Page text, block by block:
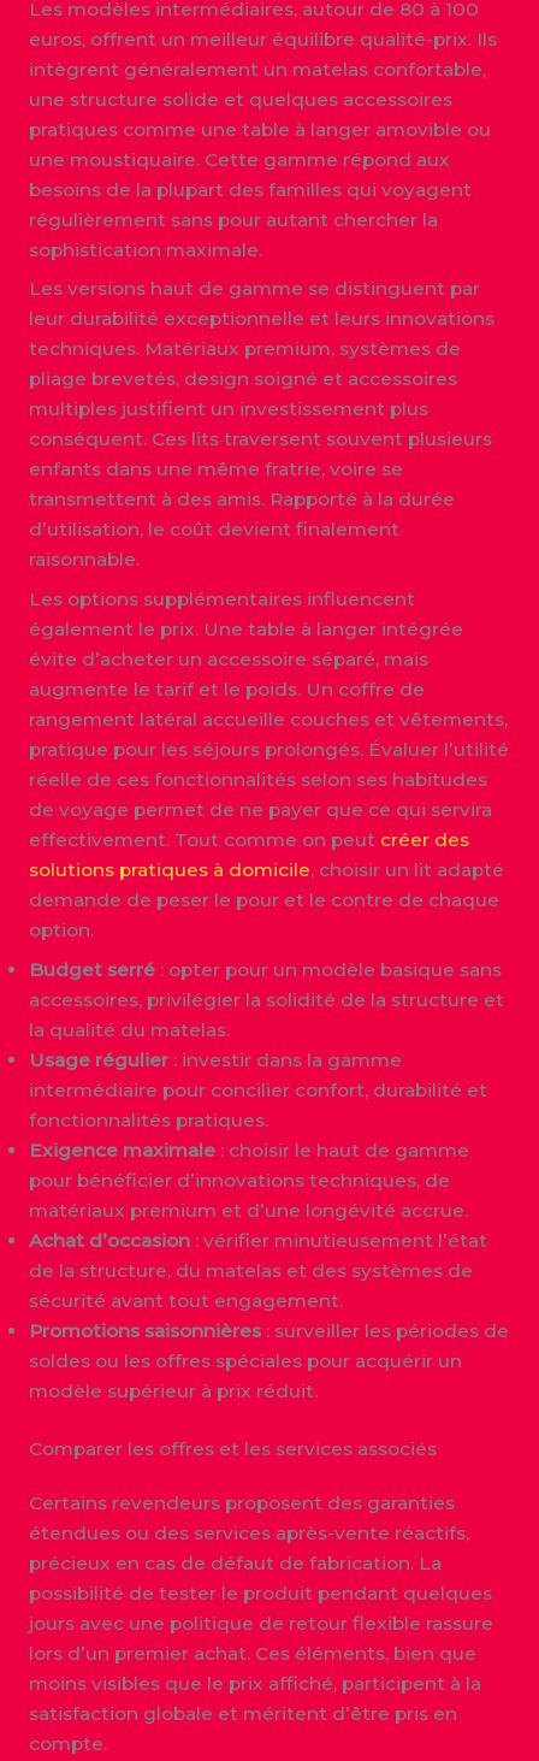
Les modèles intermédiaires, autour de 80 à 100
euros, offrent un meilleur équilibre qualité-prix. Ils
intègrent généralement un matelas confortable,
une structure solide et quelques accessoires
pratiques comme une table à langer amovible ou
une moustiquaire. Cette gamme répond aux
besoins de la plupart des familles qui voyagent
régulièrement sans pour autant chercher la
sophistication maximale.
Les versions haut de gamme se distinguent par
leur durabilité exceptionnelle et leurs innovations
techniques. Matériaux premium, systèmes de
pliage brevetés, design soigné et accessoires
multiples justifient un investissement plus
conséquent. Ces lits traversent souvent plusieurs
enfants dans une même fratrie, voire se
transmettent à des amis. Rapporté à la durée
d’utilisation, le coût devient finalement
raisonnable.
Les options supplémentaires influencent
également le prix. Une table à langer intégrée
évite d’acheter un accessoire séparé, mais
augmente le tarif et le poids. Un coffre de
rangement latéral accueille couches et vêtements,
pratique pour les séjours prolongés. Évaluer l’utilité
réelle de ces fonctionnalités selon ses habitudes
de voyage permet de ne payer que ce qui servira
effectivement. Tout comme on peut créer des
solutions pratiques à domicile, choisir un lit adapté
demande de peser le pour et le contre de chaque
option.
Budget serré: opter pour un modèle basique sans
accessoires, privilégier la solidité de la structure et
la qualité du matelas.
Usage régulier: investir dans la gamme
intermédiaire pour concilier confort, durabilité et
fonctionnalités pratiques.
Exigence maximale: choisir le haut de gamme
pour bénéficier d’innovations techniques, de
matériaux premium et d’une longévité accrue.
Achat d’occasion: vérifier minutieusement l’état
de la structure, du matelas et des systèmes de
sécurité avant tout engagement.
Promotions saisonnières: surveiller les périodes de
soldes ou les offres spéciales pour acquérir un
modèle supérieur à prix réduit.
Comparer les offres et les services associés
Certains revendeurs proposent des garanties
étendues ou des services après-vente réactifs,
précieux en cas de défaut de fabrication. La
possibilité de tester le produit pendant quelques
jours avec une politique de retour flexible rassure
lors d’un premier achat. Ces éléments, bien que
moins visibles que le prix affiché, participent à la
satisfaction globale et méritent d’être pris en
compte.